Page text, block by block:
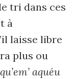
tri dans ces
à
laisse libre
plus ou
aquéu